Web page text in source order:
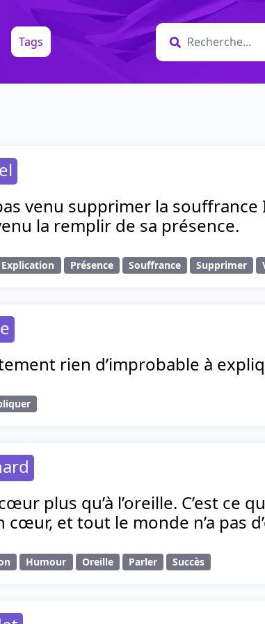
Tags
venu supprimer la souffrance
la remplir de sa présence.
Explication Présence Souffrance Supprimer
rien d’improbable à
plus qu’à l’oreille. C’est ce
cœur, et tout le monde n’a pas
Humour Oreille Parler Succès